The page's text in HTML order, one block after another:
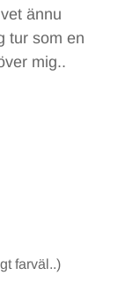
ännu
tur som en
mig..
farväl..)